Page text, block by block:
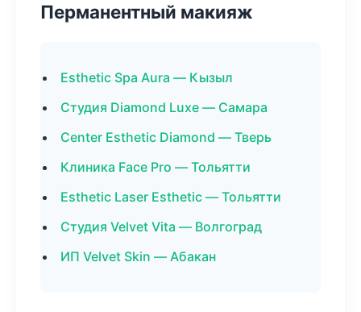
Перманентный макияж
Esthetic Spa Aura — Кызыл
Студия Diamond Luxe — Самара
Center Esthetic Diamond — Тверь
Клиника Face Pro — Тольятти
Esthetic Laser Esthetic — Тольятти
Студия Velvet Vita — Волгоград
ИП Velvet Skin — Абакан